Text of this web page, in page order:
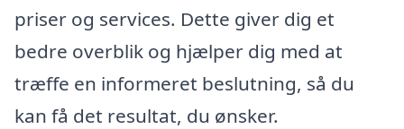
priser og services. Dette giver dig et
bedre overblik og hjælper dig med at
træffe en informeret beslutning, så du
kan få det resultat, du ønsker.